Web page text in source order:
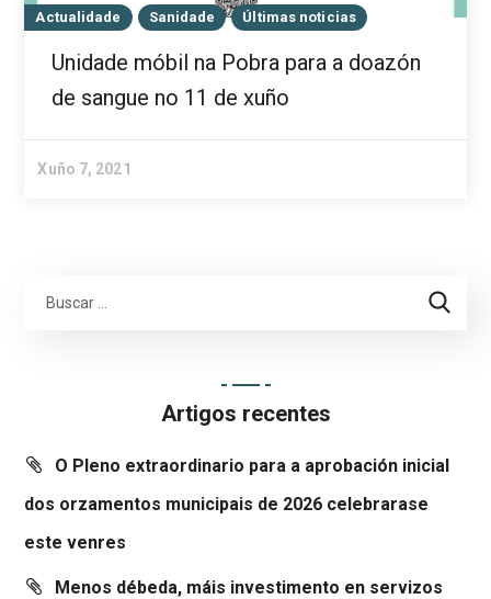
Actualidade Sanidade Últimas noticias
Unidade móbil na Pobra para a doazón
de sangue no 11 de xuño
Xuño 7, 2021
Artigos recentes
O Pleno extraordinario para a aprobación inicial
dos orzamentos municipais de 2026 celebrarase
este venres
Menos débeda, máis investimento en servizos